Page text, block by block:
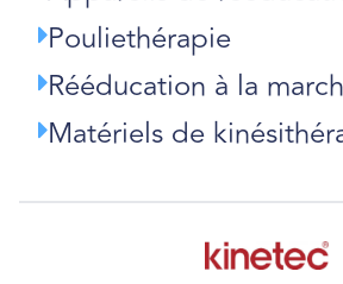
Pouliethérapie
Rééducation à la
Matériels de